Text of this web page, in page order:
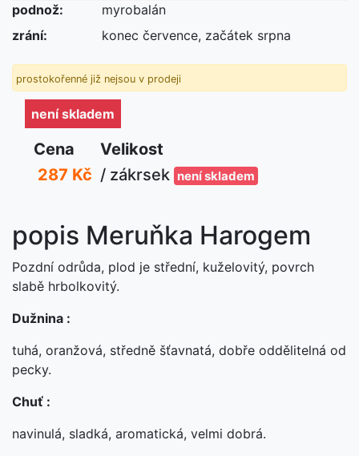
podnož:
myrobalán
zrání:
konec července, začátek srpna
prostokořenné již nejsou v prodeji
není skladem
Cena
Velikost
287 Kč / zákrsek není skladem
popis Meruňka Harogem
Pozdní odrůda, plod je střední, kuželovitý, povrch
slabě hrbolkovitý.
Dužnina :
tuhá, oranžová, středně šťavnatá, dobře oddělitelná od
pecky.
Chuť :
navinulá, sladká, aromatická, velmi dobrá.